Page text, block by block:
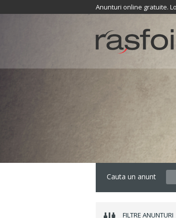
Anunturi online gratuite.
Cauta un anunt
FILTRE ANUNTURI